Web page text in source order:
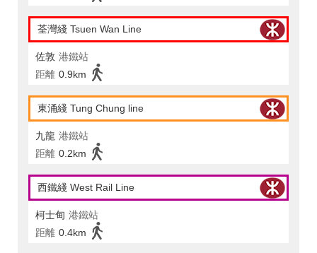
荃灣綫 Tsuen Wan Line
佐敦 港鐵站
距離 0.9km
東涌綫 Tung Chung line
九龍 港鐵站
距離 0.2km
西鐵綫 West Rail Line
柯士甸 港鐵站
距離 0.4km